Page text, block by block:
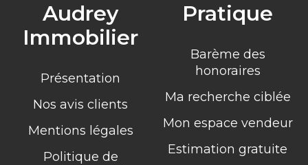
Audrey
Immobilier
Présentation
Nos avis clients
Mentions légales
Politique de
Pratique
Barème des
honoraires
Ma recherche ciblée
Mon espace vendeur
Estimation gratuite